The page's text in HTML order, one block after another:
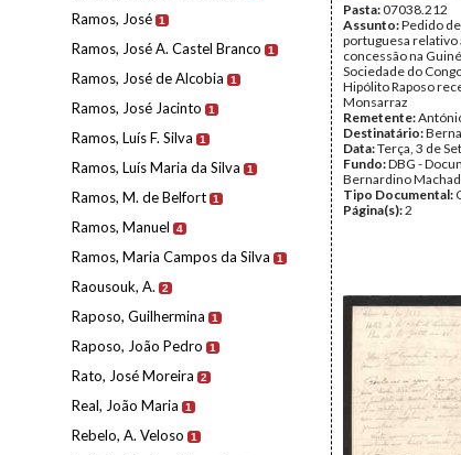
Ramos, José 1
Ramos, José A. Castel Branco 1
Ramos, José de Alcobia 1
Ramos, José Jacinto 1
Ramos, Luís F. Silva 1
Ramos, Luís Maria da Silva 1
Ramos, M. de Belfort 1
Ramos, Manuel 4
Ramos, Maria Campos da Silva 1
Raousouk, A. 2
Raposo, Guilhermina 1
Raposo, João Pedro 1
Rato, José Moreira 2
Real, João Maria 1
Rebelo, A. Veloso 1
Pasta:07038.212
Assunto:Pedido
portuguesa relativo
concessão na
Sociedade do
Hipólito Raposo
Monsarraz
Remetente:
Destinatário:
Data:Terça, 3 de
Fundo:DBG -
Bernardino
Tipo Documental:
Página(s):2